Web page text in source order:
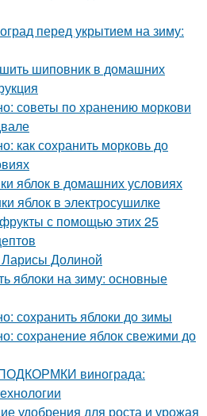
перед укрытием на зиму:
шиповник в домашних
советы по хранению моркови
как сохранить морковь до
яблок в домашних условиях
яблок в электросушилке
с помощью этих 25
Ларисы Долиной
яблоки на зиму: основные
сохранить яблоки до зимы
сохранение яблок свежими до
винограда:
удобрения для роста и урожая